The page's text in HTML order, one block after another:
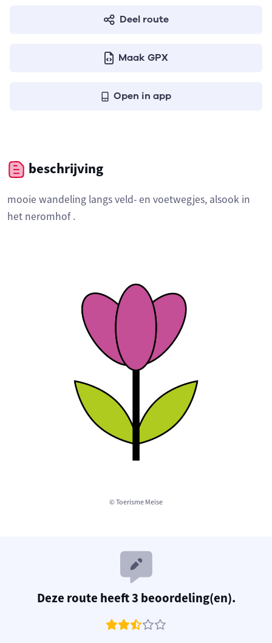
Deel route
Maak GPX
Open in app
© Toerisme Meise
beschrijving
mooie wandeling langs veld- en voetwegjes, alsook in
het neromhof .
Deze route heeft 3 beoordeling(en).